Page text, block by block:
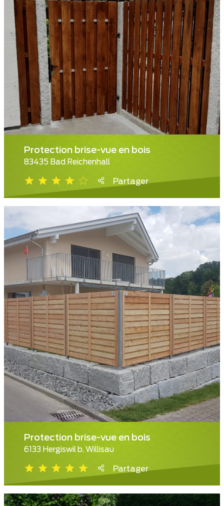
Protection brise-vue en bois
83435 Bad Reichenhall
Partager
Protection brise-vue en bois
6133 Hergiswil b. Willisau
Partager